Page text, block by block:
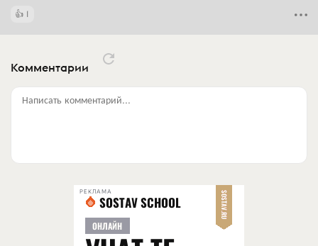
1
Комментарии
Написать комментарий...
РЕКЛАМА